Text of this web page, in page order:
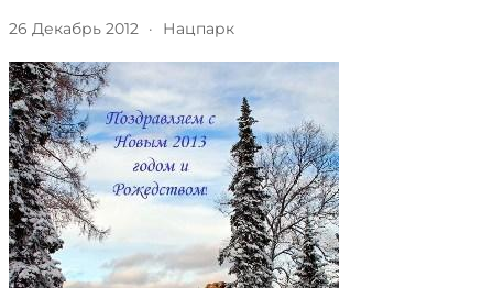
26 Декабрь 2012 · Нацпарк